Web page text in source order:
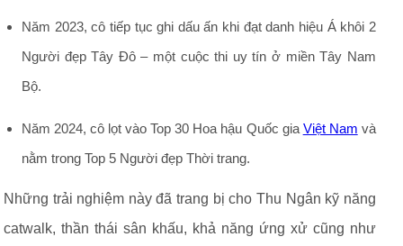
Năm 2023, cô tiếp tục ghi dấu ấn khi đạt danh hiệu Á khôi 2
Người đẹp Tây Đô – một cuộc thi uy tín ở miền Tây Nam
Bộ.
Năm 2024, cô lọt vào Top 30 Hoa hậu Quốc gia Việt Nam và
nằm trong Top 5 Người đẹp Thời trang.
Những trải nghiệm này đã trang bị cho Thu Ngân kỹ năng
catwalk, thần thái sân khấu, khả năng ứng xử cũng như